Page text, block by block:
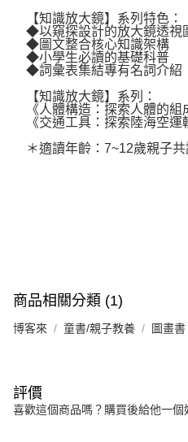
【知識放大鏡】系列特色：
◆以窺探設計的放大鏡透視
◆圖文整合核心知識架構
◆小學生必讀的基礎科普
◆詞彙表集結專有名詞介紹
【知識放大鏡】系列：
《人體構造：探索人體的組
《交通工具：探索陸海空運
＊適讀年齡：7~12歲親子共
商品相關分類 (1)
博客來 童書/親子教養 圖畫書
評價
喜歡這個商品嗎？購買後給他一個